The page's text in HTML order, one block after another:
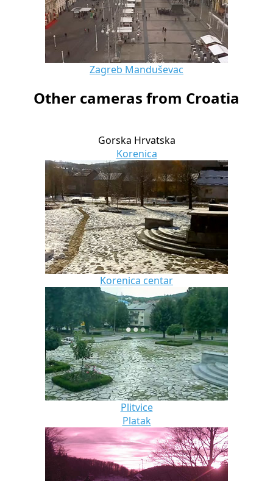
Zagreb Manduševac
Other cameras from Croatia
Gorska Hrvatska
Korenica
Korenica centar
Plitvice
Platak